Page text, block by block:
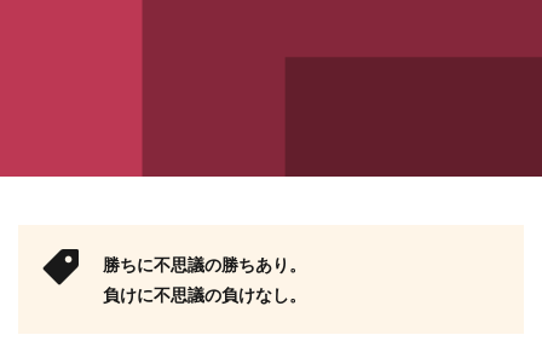
勝ちに不思議の勝ちあり。
負けに不思議の負けなし。